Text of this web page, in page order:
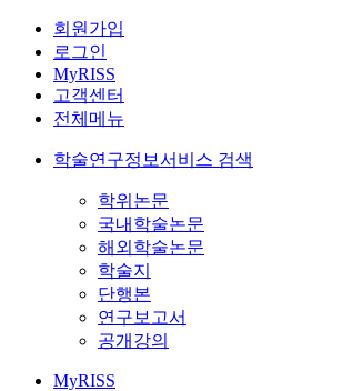
회원가입
로그인
MyRISS
고객센터
전체메뉴
학술연구정보서비스 검색
학위논문
국내학술논문
해외학술논문
학술지
단행본
연구보고서
공개강의
MyRISS